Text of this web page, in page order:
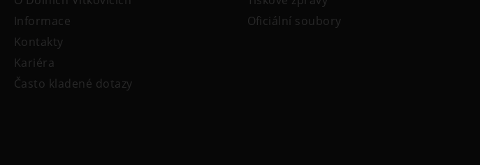
Informace
Kontakty
Kariéra
Často kladené dotazy
Oficiální soubory